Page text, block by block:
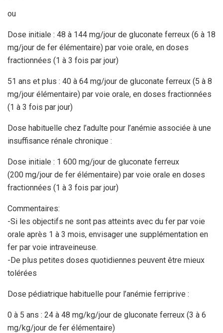
ou
Dose initiale : 48 à 144 mg/jour de gluconate ferreux (6 à 18
mg/jour de fer élémentaire) par voie orale, en doses
fractionnées (1 à 3 fois par jour)
51 ans et plus : 40 à 64 mg/jour de gluconate ferreux (5 à 8
mg/jour élémentaire) par voie orale, en doses fractionnées
(1 à 3 fois par jour)
Dose habituelle chez l’adulte pour l’anémie associée à une
insuffisance rénale chronique :
Dose initiale : 1 600 mg/jour de gluconate ferreux
(200 mg/jour de fer élémentaire) par voie orale en doses
fractionnées (1 à 3 fois par jour)
Commentaires:
-Si les objectifs ne sont pas atteints avec du fer par voie
orale après 1 à 3 mois, envisager une supplémentation en
fer par voie intraveineuse.
-De plus petites doses quotidiennes peuvent être mieux
tolérées
Dose pédiatrique habituelle pour l’anémie ferriprive :
0 à 5 ans : 24 à 48 mg/kg/jour de gluconate ferreux (3 à 6
mg/kg/jour de fer élémentaire)